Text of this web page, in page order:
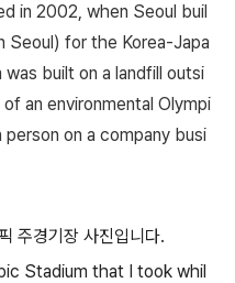
in 2002, when Seoul buil
Seoul) for the Korea-Japa
built on a landfill outsi
​​an environmental Olympi
on a company busi
주경기장 사진입니다.
Stadium that I took whil